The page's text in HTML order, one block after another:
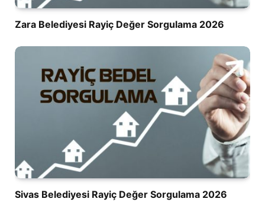
Zara Belediyesi Rayiç Değer Sorgulama 2026
Sivas Belediyesi Rayiç Değer Sorgulama 2026